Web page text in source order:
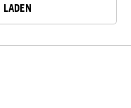
LADEN